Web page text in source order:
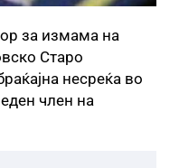
за измама на
Старо
несреќа во
член на